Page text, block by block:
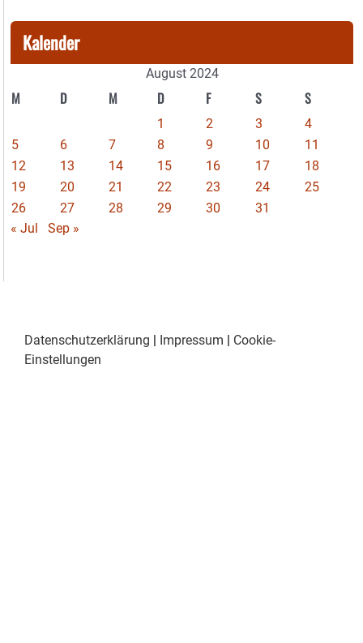
Kalender
August 2024
M D M D F S S
1 2 3
4
5
6 7 8 9 10
11
12
13 14 15 16 17
18
19
20 21 22 23 24
25
26
27 28 29 30
31
« Jul
Sep »
Datenschutzerklärung | Impressum | Cookie-
Einstellungen